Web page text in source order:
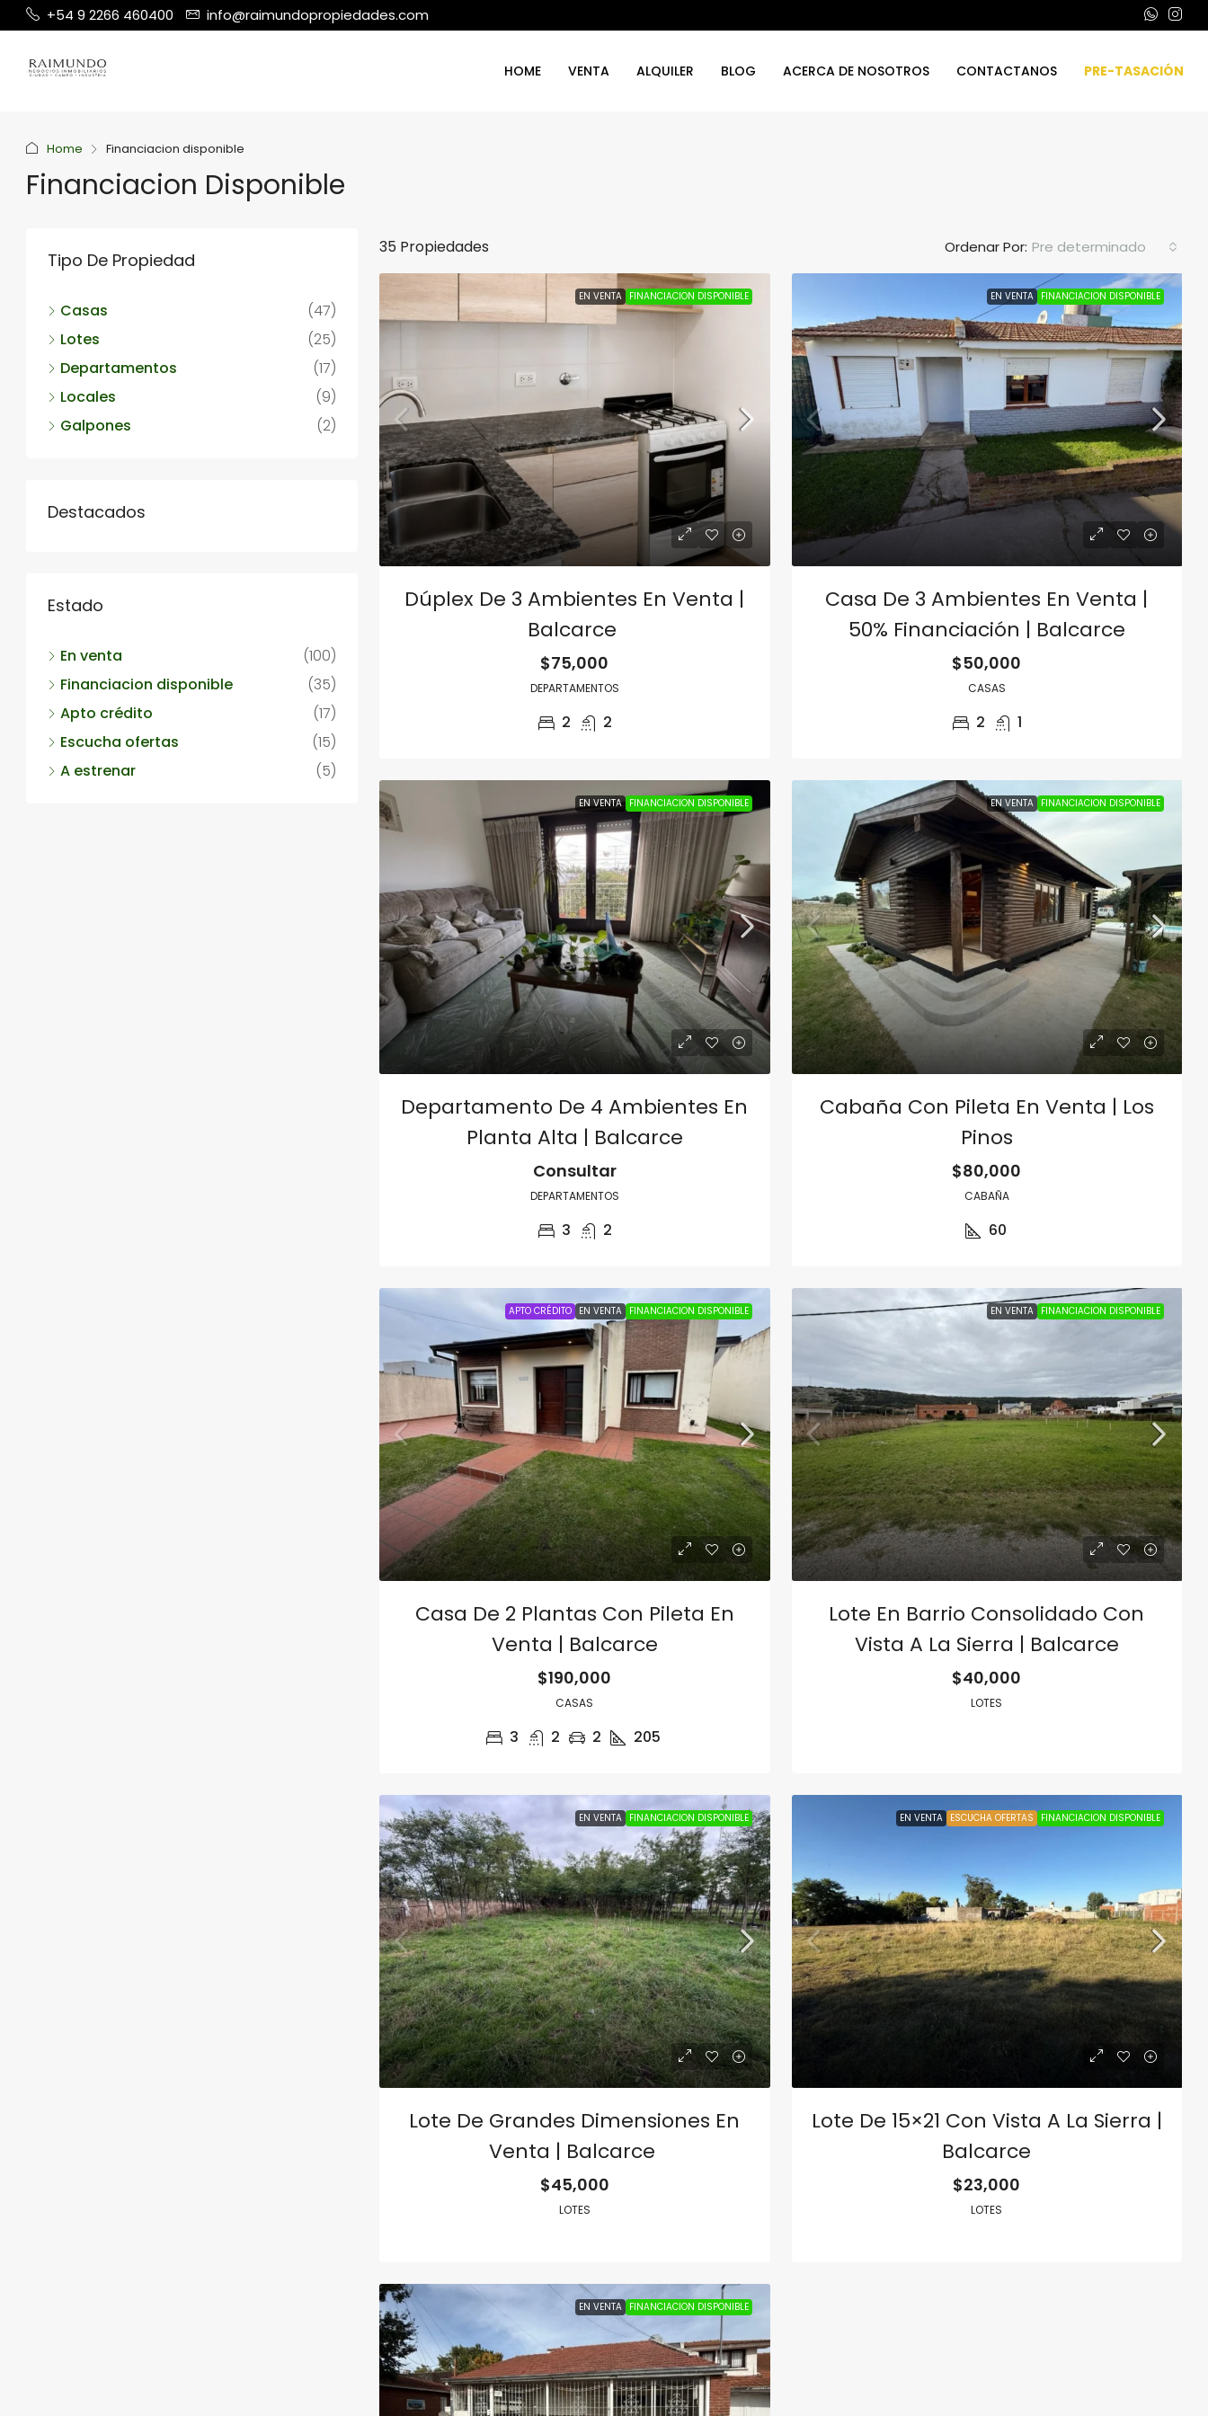
+54 9 2266 460400 info@raimundopropiedades.com
HOME VENTA ALQUILER BLOG ACERCA DE NOSOTROS CONTACTANOS PRE-TASACIÓN
Home Financiacion disponible
Financiacion Disponible
35 Propiedades Ordenar Por: Pre determinado
EN VENTA FINANCIACION DISPONIBLE
Dúplex De 3 Ambientes En Venta |
Balcarce
$75,000
DEPARTAMENTOS
2 2
EN VENTA FINANCIACION DISPONIBLE
Casa De 3 Ambientes En Venta |
50% Financiación | Balcarce
$50,000
CASAS
2 1
EN VENTA FINANCIACION DISPONIBLE
Departamento De 4 Ambientes En
Planta Alta | Balcarce
Consultar
DEPARTAMENTOS
3 2
EN VENTA FINANCIACION DISPONIBLE
Cabaña Con Pileta En Venta | Los
Pinos
$80,000
CABAÑA
60
APTO CRÉDITO EN VENTA FINANCIACION DISPONIBLE
Casa De 2 Plantas Con Pileta En
Venta | Balcarce
$190,000
CASAS
3 2 2 205
EN VENTA FINANCIACION DISPONIBLE
Lote En Barrio Consolidado Con
Vista A La Sierra | Balcarce
$40,000
LOTES
EN VENTA FINANCIACION DISPONIBLE
Lote De Grandes Dimensiones En
Venta | Balcarce
$45,000
LOTES
EN VENTA ESCUCHA OFERTAS FINANCIACION DISPONIBLE
Lote De 15×21 Con Vista A La Sierra |
Balcarce
$23,000
LOTES
EN VENTA FINANCIACION DISPONIBLE
Tipo De Propiedad
Casas
(47)
Lotes
(25)
Departamentos
(17)
Locales
(9)
Galpones
(2)
Destacados
Estado
En venta
(100)
Financiacion disponible
(35)
Apto crédito
(17)
Escucha ofertas
(15)
A estrenar
(5)